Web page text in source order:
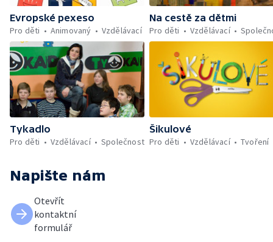
Evropské pexeso
Pro děti
Animovaný Vzdělávací
Na cestě za dětmi
Pro děti
Vzdělávací
Tykadlo
Pro děti
Vzdělávací Společnost
Šikulové
Pro děti
Vzdělávací Tvoření
Napište nám
Otevřít
kontaktní
formulář